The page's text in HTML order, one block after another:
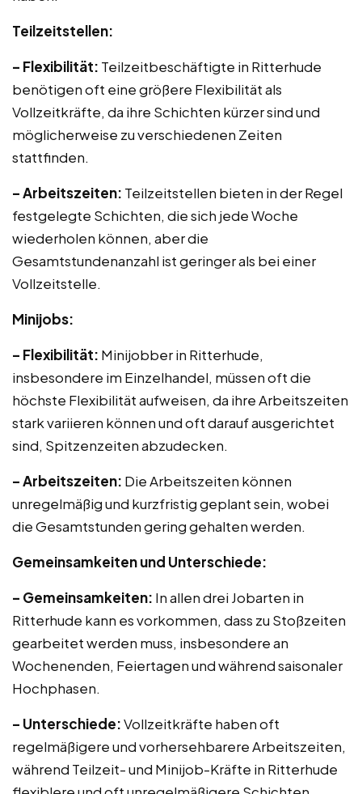
Teilzeitstellen:
– Flexibilität: Teilzeitbeschäftigte in Ritterhude
benötigen oft eine größere Flexibilität als
Vollzeitkräfte, da ihre Schichten kürzer sind und
möglicherweise zu verschiedenen Zeiten
stattfinden.
– Arbeitszeiten: Teilzeitstellen bieten in der Regel
festgelegte Schichten, die sich jede Woche
wiederholen können, aber die
Gesamtstundenanzahl ist geringer als bei einer
Vollzeitstelle.
Minijobs:
– Flexibilität: Minijobber in Ritterhude,
insbesondere im Einzelhandel, müssen oft die
höchste Flexibilität aufweisen, da ihre Arbeitszeiten
stark variieren können und oft darauf ausgerichtet
sind, Spitzenzeiten abzudecken.
– Arbeitszeiten: Die Arbeitszeiten können
unregelmäßig und kurzfristig geplant sein, wobei
die Gesamtstunden gering gehalten werden.
Gemeinsamkeiten und Unterschiede:
– Gemeinsamkeiten: In allen drei Jobarten in
Ritterhude kann es vorkommen, dass zu Stoßzeiten
gearbeitet werden muss, insbesondere an
Wochenenden, Feiertagen und während saisonaler
Hochphasen.
– Unterschiede:Vollzeitkräfte haben oft
regelmäßigere und vorhersehbarere Arbeitszeiten,
während Teilzeit- und Minijob-Kräfte in Ritterhude